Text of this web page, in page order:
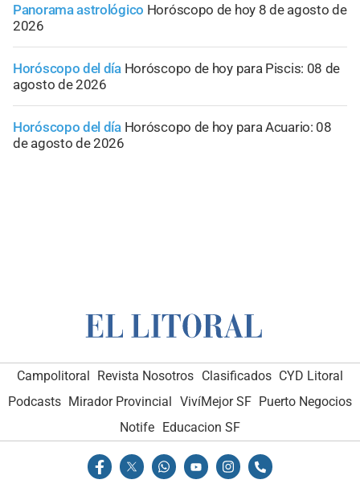
Panorama astrológico Horóscopo de hoy 8 de agosto de
2026
Horóscopo del día Horóscopo de hoy para Piscis: 08 de
agosto de 2026
Horóscopo del día Horóscopo de hoy para Acuario: 08
de agosto de 2026
Campolitoral Revista Nosotros Clasificados CYD Litoral
Podcasts Mirador Provincial VivíMejor SF Puerto Negocios
Notife
Educacion SF